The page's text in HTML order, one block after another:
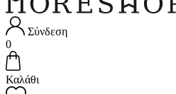
Σύνδεση
0
Καλάθι